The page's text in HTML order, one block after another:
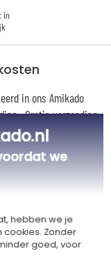
in
in ons Amikado
«Gratis verzending
verzendkosten van
Je kunt de
levering. Per cadeau
de artikelpagina en
geld overmaakt, houd
cadeau.)
we
hebben we je
Zonder
goed, voor